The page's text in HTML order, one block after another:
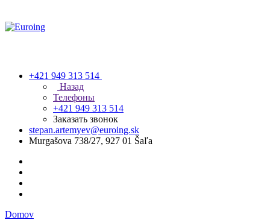
+421 949 313 514
Назад
Телефоны
+421 949 313 514
Заказать звонок
stepan.artemyev@euroing.sk
Murgašova 738/27, 927 01 Šaľa
Domov